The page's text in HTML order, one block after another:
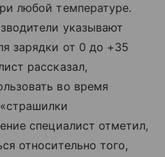
любой температуре.
указывают
зарядки от 0 до +35
рассказал,
во время
специалист отметил,
относительно того,